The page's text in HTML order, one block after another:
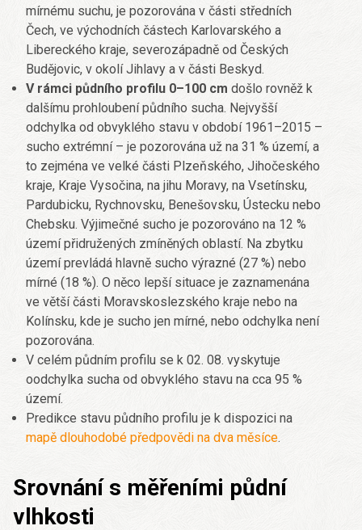
mírnému suchu, je pozorována v části středních
Čech, ve východních částech Karlovarského a
Libereckého kraje, severozápadně od Českých
Budějovic, v okolí Jihlavy a v části Beskyd.
V rámci půdního profilu 0–100 cm došlo rovněž k
dalšímu prohloubení půdního sucha. Nejvyšší
odchylka od obvyklého stavu v období 1961–2015 –
sucho extrémní – je pozorována už na 31 % území, a
to zejména ve velké části Plzeňského, Jihočeského
kraje, Kraje Vysočina, na jihu Moravy, na Vsetínsku,
Pardubicku, Rychnovsku, Benešovsku, Ústecku nebo
Chebsku. Výjimečné sucho je pozorováno na 12 %
území přidružených zmíněných oblastí. Na zbytku
území prevládá hlavně sucho výrazné (27 %) nebo
mírné (18 %). O něco lepší situace je zaznamenána
ve větší části Moravskoslezského kraje nebo na
Kolínsku, kde je sucho jen mírné, nebo odchylka není
pozorována.
V celém půdním profilu se k 02. 08. vyskytuje
oodchylka sucha od obvyklého stavu na cca 95 %
území.
Predikce stavu půdního profilu je k dispozici na
mapě dlouhodobé předpovědi na dva měsíce.
Srovnání s měřeními půdní
vlhkosti